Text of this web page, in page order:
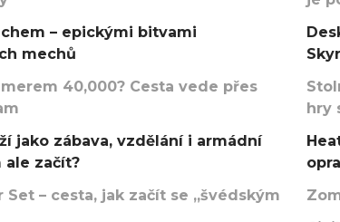
– epickými bitvami
mechů
40,000? Cesta vede přes
jako zábava, vzdělání i armádní
ale začít?
– cesta, jak začít se „švédským
hry